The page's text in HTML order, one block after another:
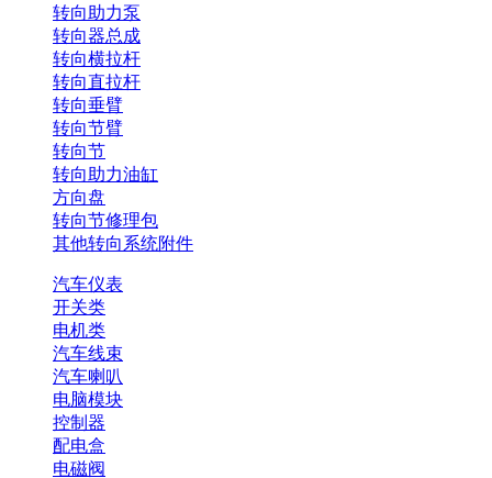
转向助力泵
转向器总成
转向横拉杆
转向直拉杆
转向垂臂
转向节臂
转向节
转向助力油缸
方向盘
转向节修理包
其他转向系统附件
汽车仪表
开关类
电机类
汽车线束
汽车喇叭
电脑模块
控制器
配电盒
电磁阀